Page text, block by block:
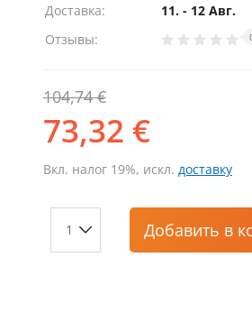
Доставка:
11. - 12 Авг.
Отзывы:
104,74 €
73,32 €
Вкл. налог 19%, искл. доставку
Добавить в